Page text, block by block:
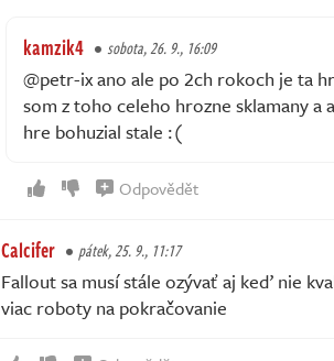
kamzik4 sobota, 26. 9., 16:09
@petr-ix ano ale po 2ch rokoch je ta
som z toho celeho hrozne sklamany a
hre bohuzial stale :(
Odpovědět
Calcifer pátek, 25. 9., 11:17
Fallout sa musí stále ozývať aj keď nie
viac roboty na pokračovanie